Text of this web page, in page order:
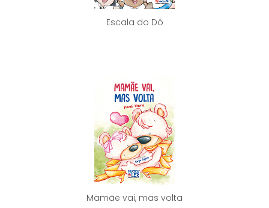
Escala do Dó
Mamãe vai, mas volta